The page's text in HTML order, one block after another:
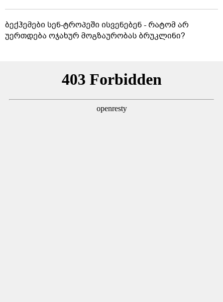
ბექჰემები სენ-ტროპეში ისვენებენ - რატომ არ
უერთდება ოჯახურ მოგზაურობას ბრუკლინი?